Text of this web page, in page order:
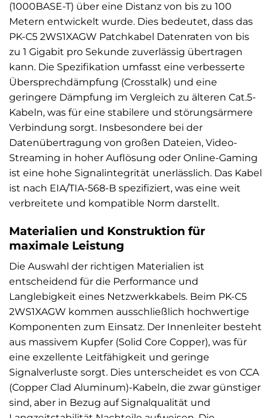
(1000BASE-T) über eine Distanz von bis zu 100
Metern entwickelt wurde. Dies bedeutet, dass das
PK-C5 2WS1XAGW Patchkabel Datenraten von bis
zu 1 Gigabit pro Sekunde zuverlässig übertragen
kann. Die Spezifikation umfasst eine verbesserte
Übersprechdämpfung (Crosstalk) und eine
geringere Dämpfung im Vergleich zu älteren Cat.5-
Kabeln, was für eine stabilere und störungsärmere
Verbindung sorgt. Insbesondere bei der
Datenübertragung von großen Dateien, Video-
Streaming in hoher Auflösung oder Online-Gaming
ist eine hohe Signalintegrität unerlässlich. Das Kabel
ist nach EIA/TIA-568-B spezifiziert, was eine weit
verbreitete und kompatible Norm darstellt.
Materialien und Konstruktion für
maximale Leistung
Die Auswahl der richtigen Materialien ist
entscheidend für die Performance und
Langlebigkeit eines Netzwerkkabels. Beim PK-C5
2WS1XAGW kommen ausschließlich hochwertige
Komponenten zum Einsatz. Der Innenleiter besteht
aus massivem Kupfer (Solid Core Copper), was für
eine exzellente Leitfähigkeit und geringe
Signalverluste sorgt. Dies unterscheidet es von CCA
(Copper Clad Aluminum)-Kabeln, die zwar günstiger
sind, aber in Bezug auf Signalqualität und